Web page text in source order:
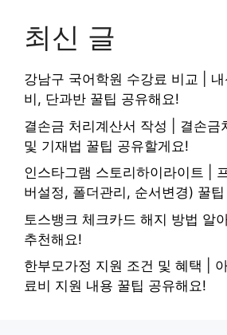
최신 글
강남구 국어학원 수강료 비교 |
비, 단과반 꿀팁 공유해요!
결손금 처리계산서 작성 | 결손금
및 기재법 꿀팁 공유할게요!
인스타그램 스토리하이라이트 |
버설정, 폴더관리, 순서변경) 꿀
토스뱅크 체크카드 해지 방법 알
추천해요!
한부모가정 지원 조건 및 혜택 |
료비 지원 내용 꿀팁 공유해요!